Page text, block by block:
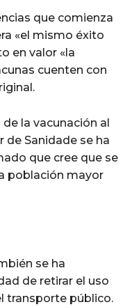
que comienza
«el mismo éxito
en valor «la
cuenten con
la vacunación al
de Sanidade se ha
que cree que se
población mayor
se ha
de retirar el uso
transporte público.